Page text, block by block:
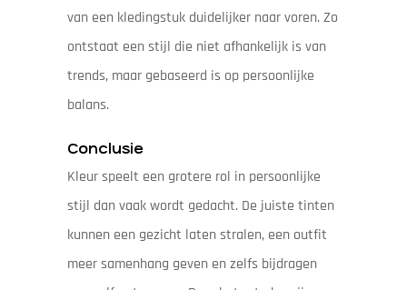
van een kledingstuk duidelijker naar voren. Zo
ontstaat een stijl die niet afhankelijk is van
trends, maar gebaseerd is op persoonlijke
balans.
Conclusie
Kleur speelt een grotere rol in persoonlijke
stijl dan vaak wordt gedacht. De juiste tinten
kunnen een gezicht laten stralen, een outfit
meer samenhang geven en zelfs bijdragen